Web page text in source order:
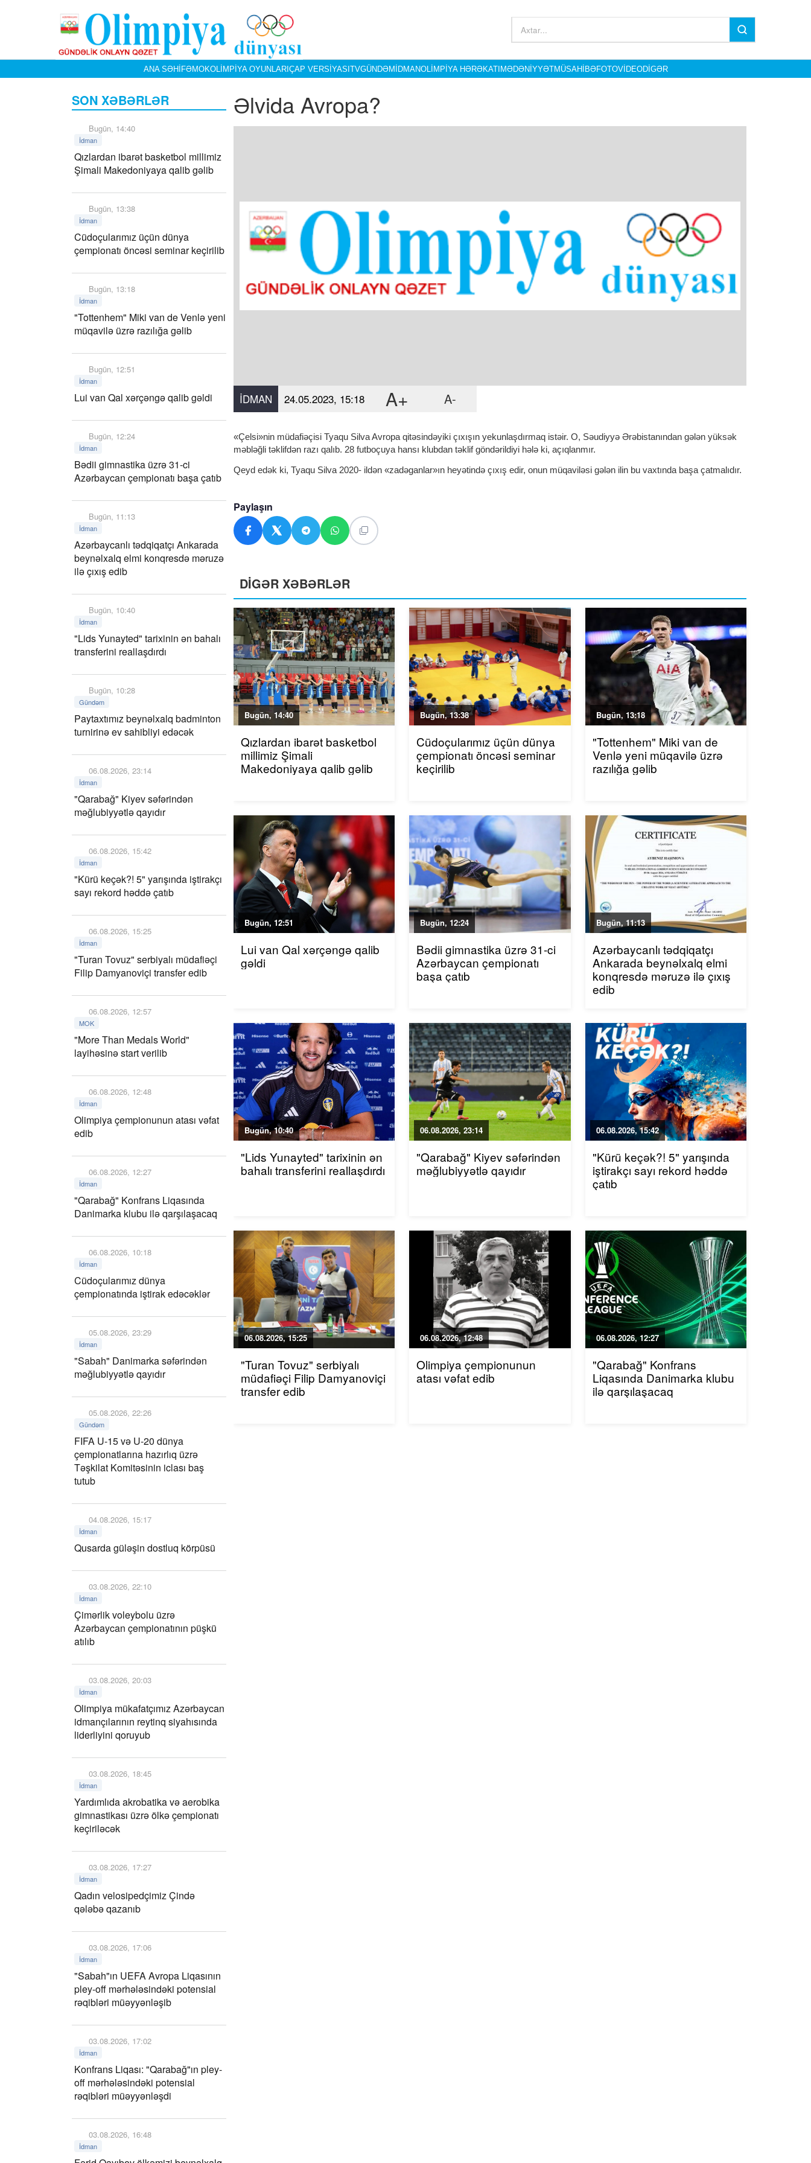
ANA SƏHIFƏMOKOLIMPIYA OYUNLARIÇAP VERSIYASITVGÜNDƏMİDMANOLIMPIYA HƏRƏKATIMƏDƏNIYYƏTMÜSAHIBƏFOTOVIDEODIGƏR
SON XƏBƏRLƏR
Bugün, 14:40
İdman
Qızlardan ibarət basketbol millimiz
Şimali Makedoniyaya qalib gəlib
Bugün, 13:38
İdman
Cüdoçularımız üçün dünya
çempionatı öncəsi seminar keçirilib
Bugün, 13:18
İdman
"Tottenhem" Miki van de Venlə yeni
müqavilə üzrə razılığa gəlib
Bugün, 12:51
İdman
Lui van Qal xərçəngə qalib gəldi
Bugün, 12:24
İdman
Bədii gimnastika üzrə 31-ci
Azərbaycan çempionatı başa çatıb
Bugün, 11:13
İdman
Azərbaycanlı tədqiqatçı Ankarada
beynəlxalq elmi konqresdə məruzə
ilə çıxış edib
Bugün, 10:40
İdman
"Lids Yunayted" tarixinin ən bahalı
transferini reallaşdırdı
Bugün, 10:28
Gündəm
Paytaxtımız beynəlxalq badminton
turnirinə ev sahibliyi edəcək
06.08.2026, 23:14
İdman
"Qarabağ" Kiyev səfərindən
məğlubiyyətlə qayıdır
06.08.2026, 15:42
İdman
"Kürü keçək?! 5" yarışında iştirakçı
sayı rekord həddə çatıb
06.08.2026, 15:25
İdman
"Turan Tovuz" serbiyalı müdafiəçi
Filip Damyanoviçi transfer edib
06.08.2026, 12:57
MOK
"More Than Medals World"
layihəsinə start verilib
06.08.2026, 12:48
İdman
Olimpiya çempionunun atası vəfat
edib
06.08.2026, 12:27
İdman
"Qarabağ" Konfrans Liqasında
Danimarka klubu ilə qarşılaşacaq
06.08.2026, 10:18
İdman
Cüdoçularımız dünya
çempionatında iştirak edəcəklər
05.08.2026, 23:29
İdman
"Sabah" Danimarka səfərindən
məğlubiyyətlə qayıdır
05.08.2026, 22:26
Gündəm
FIFA U-15 və U-20 dünya
çempionatlarına hazırlıq üzrə
Təşkilat Komitəsinin iclası baş
tutub
04.08.2026, 15:17
İdman
Qusarda güləşin dostluq körpüsü
03.08.2026, 22:10
İdman
Çimərlik voleybolu üzrə
Azərbaycan çempionatının püşkü
atılıb
03.08.2026, 20:03
İdman
Olimpiya mükafatçımız Azərbaycan
idmançılarının reytinq siyahısında
liderliyini qoruyub
03.08.2026, 18:45
İdman
Yardımlıda akrobatika və aerobika
gimnastikası üzrə ölkə çempionatı
keçiriləcək
03.08.2026, 17:27
İdman
Qadın velosipedçimiz Çində
qələbə qazanıb
03.08.2026, 17:06
İdman
"Sabah"ın UEFA Avropa Liqasının
pley-off mərhələsindəki potensial
rəqibləri müəyyənləşib
03.08.2026, 17:02
İdman
Konfrans Liqası: "Qarabağ"ın pley-
off mərhələsindəki potensial
rəqibləri müəyyənləşdi
03.08.2026, 16:48
İdman
Əlvida Avropa?
İDMAN 24.05.2023, 15:18 A+ A-
«Çelsi»nin müdafiəçisi Tyaqu Silva Avropa qitəsindəyiki çıxışın yekunlaşdırmaq istəir. O, Səudiyyə Ərəbistanından gələn yüksək
məbləğli təklifdən razı qalıb. 28 futboçuya hansı klubdan təklif göndərildiyi hələ ki, açıqlanmır.​
Qeyd edək ki, Tyaqu Silva 2020- ildən «zadəganlar»ın heyətində çıxış edir, onun müqaviləsi gələn ilin bu vaxtında başa çatmalıdır.
Paylaşın
DİGƏR XƏBƏRLƏR
Bugün, 14:40
Qızlardan ibarət basketbol
millimiz Şimali
Makedoniyaya qalib gəlib
Bugün, 13:38
Cüdoçularımız üçün dünya
çempionatı öncəsi seminar
keçirilib
Bugün, 13:18
"Tottenhem" Miki van de
Venlə yeni müqavilə üzrə
razılığa gəlib
Bugün, 12:51
Lui van Qal xərçəngə qalib
gəldi
Bugün, 12:24
Bədii gimnastika üzrə 31-ci
Azərbaycan çempionatı
başa çatıb
Bugün, 11:13
Azərbaycanlı tədqiqatçı
Ankarada beynəlxalq elmi
konqresdə məruzə ilə çıxış
edib
Bugün, 10:40
"Lids Yunayted" tarixinin ən
bahalı transferini reallaşdırdı
06.08.2026, 23:14
"Qarabağ" Kiyev səfərindən
məğlubiyyətlə qayıdır
06.08.2026, 15:42
"Kürü keçək?! 5" yarışında
iştirakçı sayı rekord həddə
çatıb
06.08.2026, 15:25
"Turan Tovuz" serbiyalı
müdafiəçi Filip Damyanoviçi
transfer edib
06.08.2026, 12:48
Olimpiya çempionunun
atası vəfat edib
06.08.2026, 12:27
"Qarabağ" Konfrans
Liqasında Danimarka klubu
ilə qarşılaşacaq